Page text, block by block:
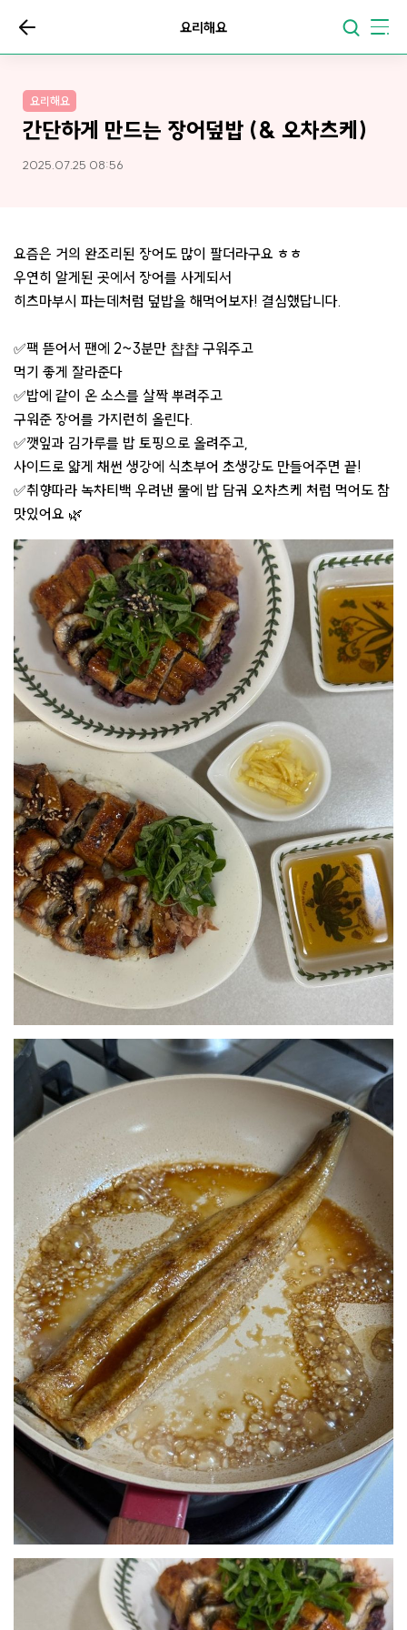
요리해요
요리해요
간단하게 만드는 장어덮밥 (& 오차츠케)
2025.07.25 08:56
요즘은 거의 완조리된 장어도 많이 팔더라구요 ㅎㅎ
우연히 알게된 곳에서 장어를 사게되서
히츠마부시 파는데처럼 덮밥을 해먹어보자! 결심했답니다.
✅팩 뜯어서 팬에 2~3분만 챱챱 구워주고
먹기 좋게 잘라준다
✅밥에 같이 온 소스를 살짝 뿌려주고
구워준 장어를 가지런히 올린다.
✅깻잎과 김가루를 밥 토핑으로 올려주고,
사이드로 얇게 채썬 생강에 식초부어 초생강도 만들어주면 끝!
✅취향따라 녹차티백 우려낸 물에 밥 담궈 오차츠케 처럼 먹어도 참
맛있어요 🌿